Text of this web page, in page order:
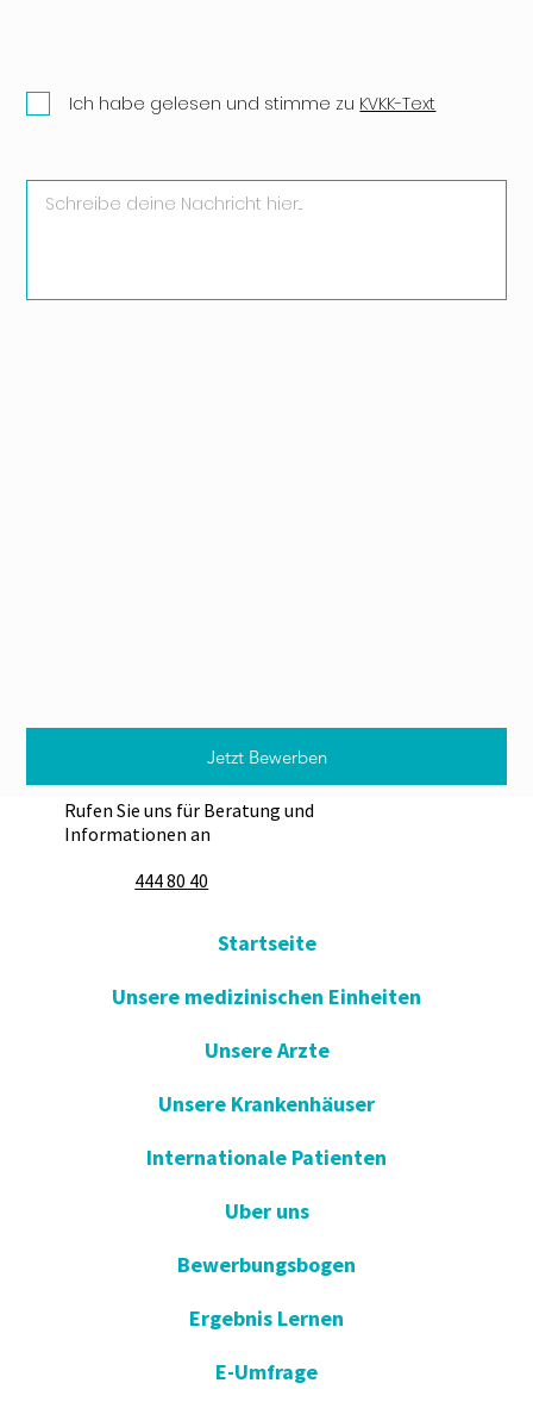
Jetzt Bewerben
Ich habe gelesen und stimme zu KVKK-Text
Rufen Sie uns für Beratung und
Informationen an
444 80 40
Startseite
Unsere medizinischen Einheiten
Unsere Arzte
Unsere Krankenhäuser
Internationale Patienten
Uber uns
Bewerbungsbogen
Ergebnis Lernen
E-Umfrage